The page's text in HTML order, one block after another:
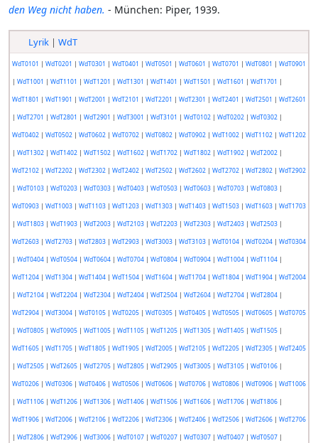
den Weg nicht haben. - München: Piper, 1939.
Lyrik| WdT
WdT0101 | WdT0201 | WdT0301 | WdT0401 | WdT0501 | WdT0601 | WdT0701 | WdT0801 | WdT0901
| WdT1001 | WdT1101 | WdT1201 | WdT1301 | WdT1401 | WdT1501 | WdT1601 | WdT1701 |
WdT1801 | WdT1901 | WdT2001 | WdT2101 | WdT2201 | WdT2301 | WdT2401 | WdT2501 | WdT2601
| WdT2701 | WdT2801 | WdT2901 | WdT3001 | WdT3101 | WdT0102| WdT0202| WdT0302|
WdT0402| WdT0502| WdT0602| WdT0702| WdT0802| WdT0902| WdT1002| WdT1102| WdT1202
| WdT1302| WdT1402| WdT1502| WdT1602| WdT1702| WdT1802| WdT1902| WdT2002|
WdT2102| WdT2202| WdT2302| WdT2402| WdT2502| WdT2602| WdT2702| WdT2802| WdT2902
| WdT0103| WdT0203| WdT0303| WdT0403| WdT0503| WdT0603| WdT0703| WdT0803|
WdT0903| WdT1003| WdT1103| WdT1203| WdT1303| WdT1403| WdT1503| WdT1603| WdT1703
| WdT1803| WdT1903| WdT2003| WdT2103| WdT2203| WdT2303| WdT2403| WdT2503|
WdT2603| WdT2703| WdT2803| WdT2903| WdT3003| WdT3103| WdT0104| WdT0204| WdT0304
| WdT0404| WdT0504| WdT0604| WdT0704| WdT0804| WdT0904| WdT1004| WdT1104|
WdT1204| WdT1304| WdT1404| WdT1504| WdT1604| WdT1704| WdT1804| WdT1904| WdT2004
| WdT2104| WdT2204| WdT2304| WdT2404| WdT2504| WdT2604| WdT2704| WdT2804|
WdT2904| WdT3004| WdT0105| WdT0205| WdT0305| WdT0405| WdT0505| WdT0605| WdT0705
| WdT0805| WdT0905| WdT1005| WdT1105| WdT1205| WdT1305| WdT1405| WdT1505|
WdT1605| WdT1705| WdT1805| WdT1905| WdT2005| WdT2105| WdT2205| WdT2305| WdT2405
| WdT2505| WdT2605| WdT2705| WdT2805| WdT2905| WdT3005| WdT3105| WdT0106|
WdT0206| WdT0306| WdT0406| WdT0506| WdT0606| WdT0706| WdT0806| WdT0906| WdT1006
| WdT1106| WdT1206| WdT1306| WdT1406| WdT1506| WdT1606| WdT1706| WdT1806|
WdT1906| WdT2006| WdT2106| WdT2206| WdT2306| WdT2406| WdT2506| WdT2606| WdT2706
| WdT2806| WdT2906| WdT3006| WdT0107| WdT0207| WdT0307| WdT0407| WdT0507|